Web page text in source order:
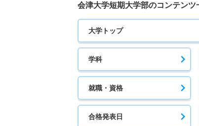
会津大学短期大学部のコンテンツ
大学トップ
学科
就職・資格
合格発表日